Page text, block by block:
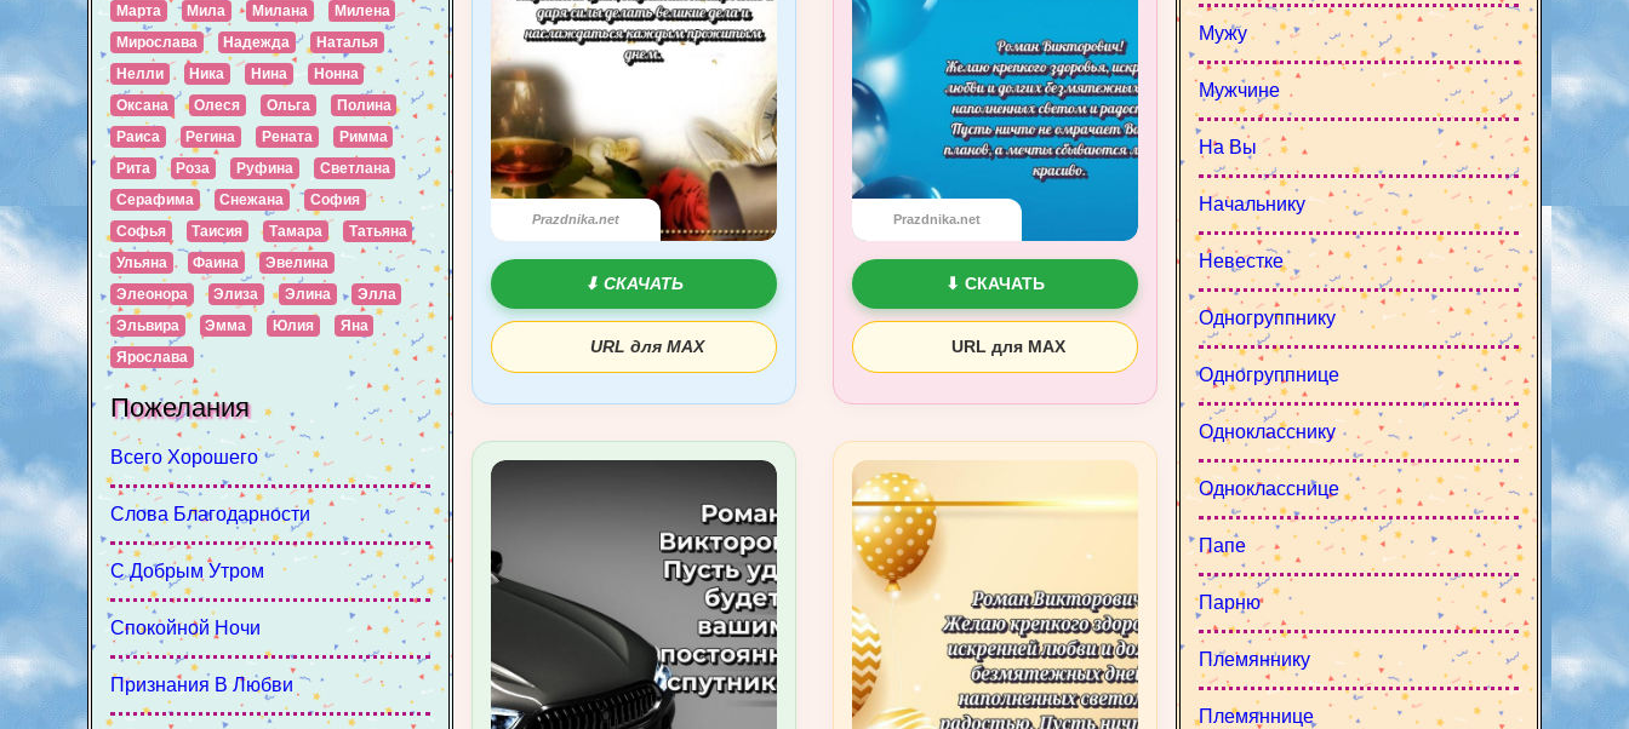
Prazdnika.net
⬇ СКАЧАТЬ
URL для MAX
Prazdnika.net
⬇ СКАЧАТЬ
URL для MAX
Мужу
Мужчине
На Вы
Начальнику
Невестке
Одногруппнику
Одногруппнице
Однокласснику
Однокласснице
Папе
Парню
Племяннику
Племяннице
Марта
Мила Милана
Милена
Мирослава
Надежда
Наталья
Нелли
Ника Нина
Нонна
Оксана
Олеся Ольга
Полина
Раиса
Регина Рената
Римма
Рита
Роза Руфина
Светлана
Серафима
Снежана
София
Софья
Таисия Тамара
Татьяна
Ульяна
Фаина
Эвелина
Элеонора
Элиза Элина
Элла
Эльвира
Эмма Юлия
Яна
Ярослава
Пожелания
Всего Хорошего
Слова Благодарности
С Добрым Утром
Спокойной Ночи
Признания В Любви